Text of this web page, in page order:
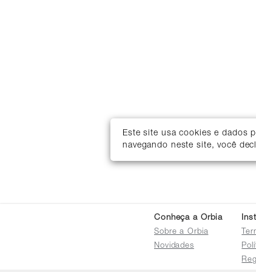
Este site usa cookies e dados
navegando neste site, você
Conheça a Orbia
Sobre a Orbia
Novidades